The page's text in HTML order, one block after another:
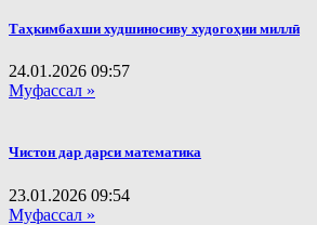
Таҳкимбахши худшиносиву худогоҳии миллӣ
24.01.2026 09:57
Муфассал »
Чистон дар дарси математика
23.01.2026 09:54
Муфассал »